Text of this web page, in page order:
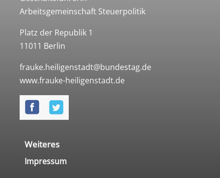
Arbeitsgemeinschaft Steuerpolitik
Platz der Republik 1
11011 Berlin
frauke.heiligenstadt@bundestag.de
www.frauke-heiligenstadt.de
Weiteres
Impressum